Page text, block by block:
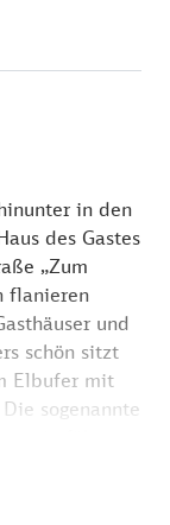
– er ließ
auch ein
in den
des Gastes
„Zum
flanieren
und
schön sitzt
Elbufer mit
sogenannte
sie fährt
F7
durch ein